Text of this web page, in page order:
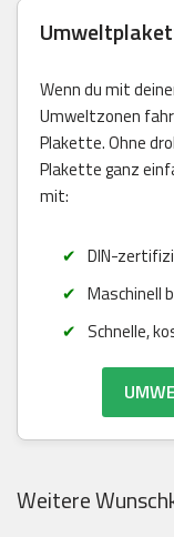
Wenn du mit
Umweltzonen
Plakette. Ohne
Plakette ganz
mit:
DIN-
Maschinell
Schnelle,
Weitere